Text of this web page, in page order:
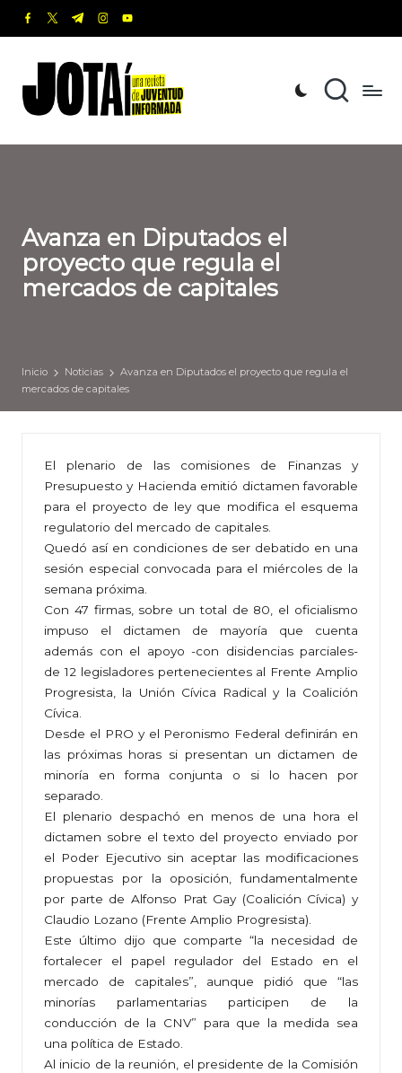
Saltar
contenido
facebook.com
twitter.com
t.me instagram.com
youtube.com
o
t
revista
de
Informada
Avanza en Diputados el
proyecto que regula el
mercados de capitales
Inicio Noticias
Avanza en Diputados el proyecto que regula el
mercados de capitales
El plenario de las comisiones de Finanzas y
Presupuesto y Hacienda emitió dictamen favorable
para el proyecto de ley que modifica el esquema
regulatorio del mercado de capitales.
Quedó así en condiciones de ser debatido en una
sesión especial convocada para el miércoles de la
semana próxima.
Con 47 firmas, sobre un total de 80, el oficialismo
impuso el dictamen de mayoría que cuenta
además con el apoyo -con disidencias parciales-
de 12 legisladores pertenecientes al Frente Amplio
Progresista, la Unión Cívica Radical y la Coalición
Cívica.
Desde el PRO y el Peronismo Federal definirán en
las próximas horas si presentan un dictamen de
minoría en forma conjunta o si lo hacen por
separado.
El plenario despachó en menos de una hora el
dictamen sobre el texto del proyecto enviado por
el Poder Ejecutivo sin aceptar las modificaciones
propuestas por la oposición, fundamentalmente
por parte de Alfonso Prat Gay (Coalición Cívica) y
Claudio Lozano (Frente Amplio Progresista).
Este último dijo que comparte “la necesidad de
fortalecer el papel regulador del Estado en el
mercado de capitales”, aunque pidió que “las
minorías parlamentarias participen de la
conducción de la CNV” para que la medida sea
una política de Estado.
Al inicio de la reunión, el presidente de la Comisión